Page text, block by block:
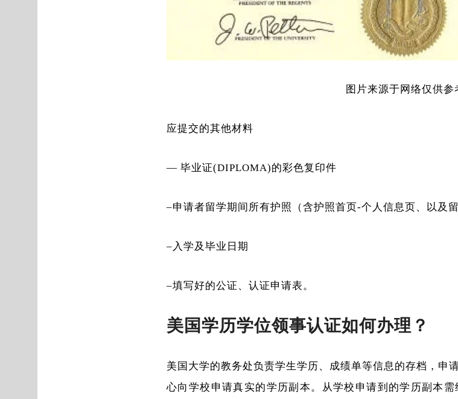
图片来源于网络仅供参
应提交的其他材料
— 毕业证(DIPLOMA)的彩色复印件
–申请者留学期间所有护照（含护照首页-个人信息页、以及
–入学及毕业日期
–填写好的公证、认证申请表。
美国学历学位领事认证如何办理？
美国大学的教务处负责学生学历、成绩单等信息的存档，申
心向学校申请真实的学历副本。从学校申请到的学历副本